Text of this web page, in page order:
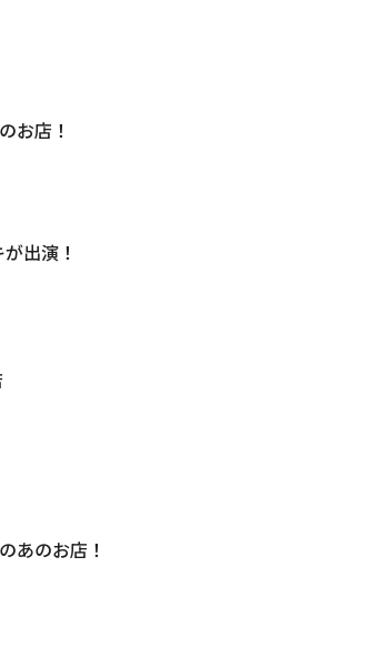
お店！
出演！
あのお店！